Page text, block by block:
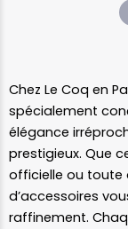
Chez Le Coq en
spécialement
élégance
prestigieux. Que
officielle ou toute
d’accessoires
raffinement.